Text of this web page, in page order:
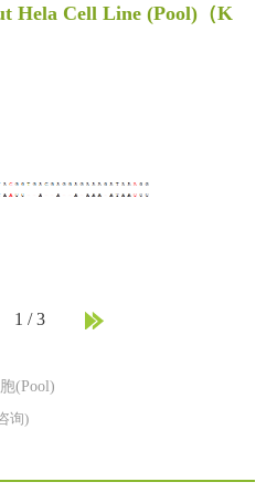
Hela Cell Line (Pool) （K
1 /3
(Pool)
询)